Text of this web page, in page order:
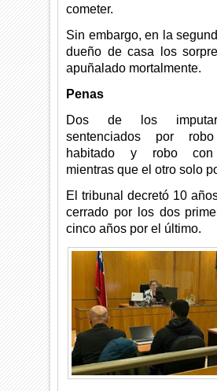
cometer.
Sin embargo, en la
dueño de casa los
apuñalado mortalmente.
Penas
Dos de los
sentenciados por
habitado y robo con
mientras que el otro solo
El tribunal decretó 10
cerrado por los dos
cinco años por el último.